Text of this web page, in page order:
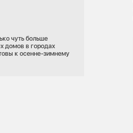
чуть больше
домов в городах
к осенне-зимнему